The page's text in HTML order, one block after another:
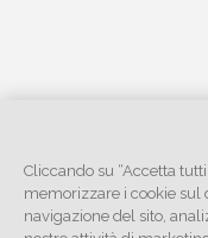
Cliccando su “Accetta
memorizzare i cookie sul
navigazione del sito,